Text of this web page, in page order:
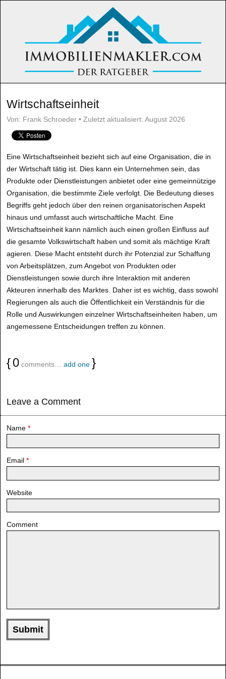
Wirtschaftseinheit
Von: Frank Schroeder • Zuletzt aktualisiert: August 2026
Eine Wirtschaftseinheit bezieht sich auf eine Organisation, die in
der Wirtschaft tätig ist. Dies kann ein Unternehmen sein, das
Produkte oder Dienstleistungen anbietet oder eine gemeinnützige
Organisation, die bestimmte Ziele verfolgt. Die Bedeutung dieses
Begriffs geht jedoch über den reinen organisatorischen Aspekt
hinaus und umfasst auch wirtschaftliche Macht. Eine
Wirtschaftseinheit kann nämlich auch einen großen Einfluss auf
die gesamte Volkswirtschaft haben und somit als mächtige Kraft
agieren. Diese Macht entsteht durch ihr Potenzial zur Schaffung
von Arbeitsplätzen, zum Angebot von Produkten oder
Dienstleistungen sowie durch ihre Interaktion mit anderen
Akteuren innerhalb des Marktes. Daher ist es wichtig, dass sowohl
Regierungen als auch die Öffentlichkeit ein Verständnis für die
Rolle und Auswirkungen einzelner Wirtschaftseinheiten haben, um
angemessene Entscheidungen treffen zu können.
{0 comments… add one }
Leave a Comment
Name *
Email *
Website
Comment